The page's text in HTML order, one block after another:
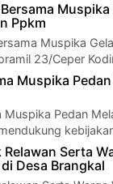
Ppkm
Muspika
23/Ceper
Muspika
Muspika Pedan
Serta
Desa Brangkal